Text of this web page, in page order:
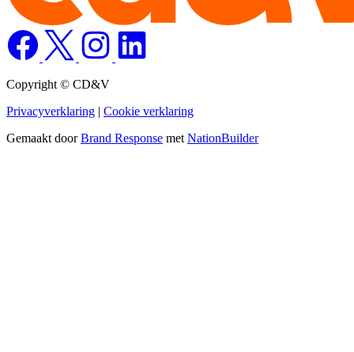
Copyright © CD&V
Privacyverklaring | Cookie verklaring
Gemaakt doorBrand Response met NationBuilder